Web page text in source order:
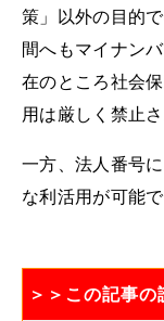
策」以外の目的
間へもマイナン
在のところ社会
用は厳しく禁止さ
一方、法人番号
な利活用が可能で
＞＞この記事